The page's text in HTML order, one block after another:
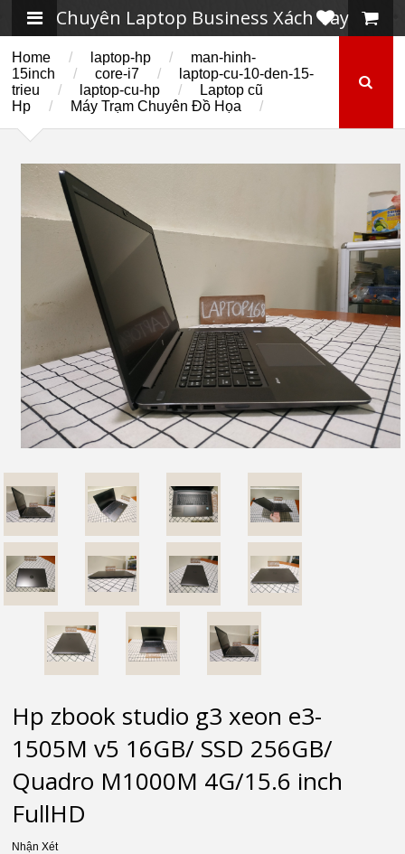
Chuyên Laptop Business Xách Tay
Home / laptop-hp /
man-hinh-
15inch
/ core-i7 /
laptop-cu-10-den-15-
trieu
/ laptop-cu-hp /
Laptop cũ
Hp
/ Máy Trạm Chuyên Đồ Họa /
Hp zbook studio g3 xeon e3-
1505M v5 16GB/ SSD 256GB/
Quadro M1000M 4G/15.6 inch
FullHD
Nhận Xét